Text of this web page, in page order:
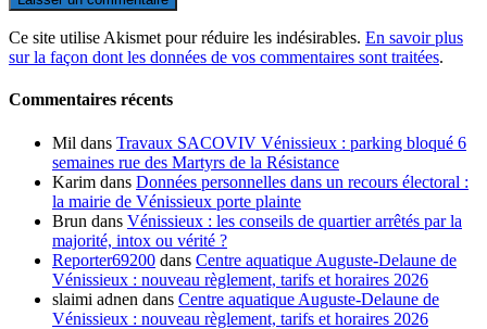
Ce site utilise Akismet pour réduire les indésirables. En savoir plus
sur la façon dont les données de vos commentaires sont traitées.
Commentaires récents
Mil dans Travaux SACOVIV Vénissieux : parking bloqué 6
semaines rue des Martyrs de la Résistance
Karim dans Données personnelles dans un recours électoral :
la mairie de Vénissieux porte plainte
Brun dans Vénissieux : les conseils de quartier arrêtés par la
majorité, intox ou vérité ?
Reporter69200 dans Centre aquatique Auguste-Delaune de
Vénissieux : nouveau règlement, tarifs et horaires 2026
slaimi adnen dans Centre aquatique Auguste-Delaune de
Vénissieux : nouveau règlement, tarifs et horaires 2026